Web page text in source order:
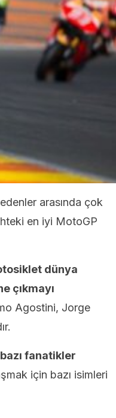
arasında çok
en iyi MotoGP
dünya
çıkmayı
Agostini, Jorge
fanatikler
için bazı isimleri